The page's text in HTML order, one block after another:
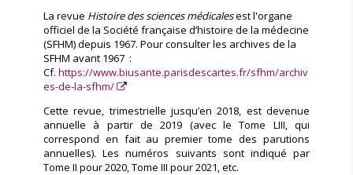
La revue Histoire des sciences médicalesest l'organe
officiel de la Société française d’histoire de la médecine
(SFHM) depuis 1967. Pour consulter les archives de la
SFHM avant 1967 :
Cf.https://www.biusante.parisdescartes.fr/sfhm/archiv
es-de-la-sfhm/
Cette revue, trimestrielle jusqu’en 2018, est devenue
annuelle à partir de 2019 (avec le Tome LIII, qui
correspond en fait au premier tome des parutions
annuelles). Les numéros suivants sont indiqué par
Tome II pour 2020, Tome III pour 2021, etc.